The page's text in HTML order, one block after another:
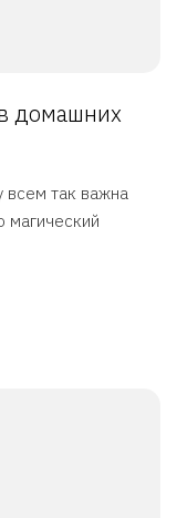
домашних
всем так важна
магический